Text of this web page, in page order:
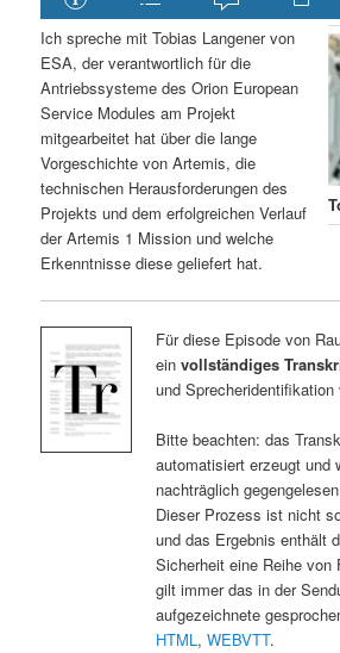
Ich spreche mit Tobias Langener von
ESA, der verantwortlich für die
Antriebssysteme des Orion European
Service Modules am Projekt
mitgearbeitet hat über die lange
Vorgeschichte von Artemis, die
technischen Herausforderungen des
Projekts und dem erfolgreichen Verlauf
der Artemis 1 Mission und welche
Erkenntnisse diese geliefert hat.
Für diese Episode von
ein vollständiges
und Sprecheridentifikation
Bitte beachten: das
automatisiert erzeugt und
nachträglich
Dieser Prozess ist nicht
und das Ergebnis enthält
Sicherheit eine Reihe von
gilt immer das in der
aufgezeichnete
HTML, WEBVTT.